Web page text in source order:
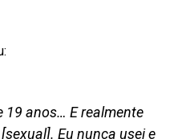
19 anos… E realmente
Eu nunca usei e